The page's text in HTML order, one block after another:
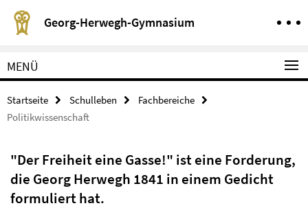
Springe direkt zu Inhalt
Georg-Herwegh-Gymnasium
Service-Navigation
MENÜ
Startseite Schulleben
Fachbereiche
Politikwissenschaft
"Der Freiheit eine Gasse!" ist eine Forderung,
die Georg Herwegh 1841 in einem Ge­dicht
formuliert hat.